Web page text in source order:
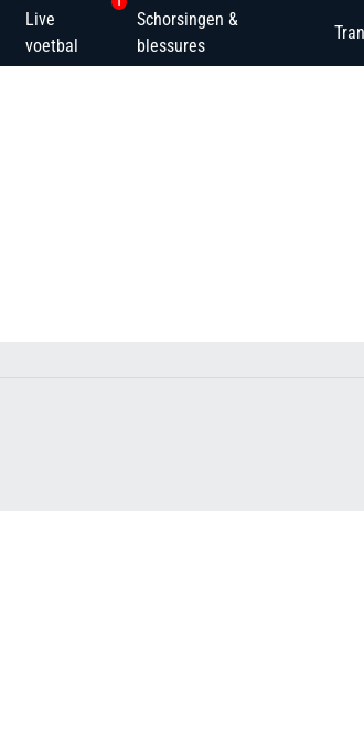
Live
voetbal
Schorsingen &
blessures